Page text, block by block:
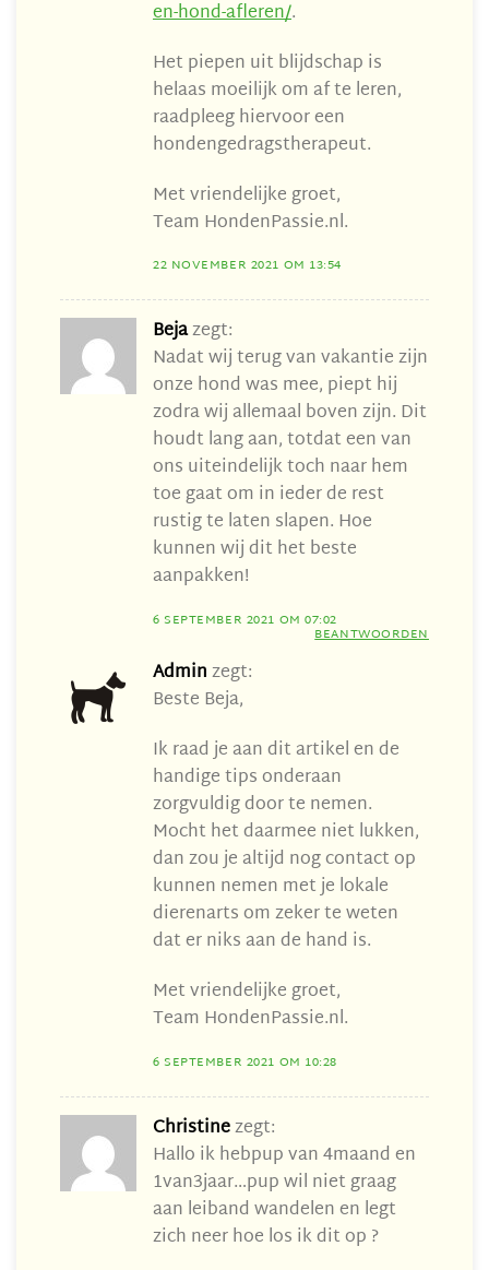
en-hond-afleren/.
Het piepen uit blijdschap is
helaas moeilijk om af te leren,
raadpleeg hiervoor een
hondengedragstherapeut.
Met vriendelijke groet,
Team HondenPassie.nl.
22 NOVEMBER 2021 OM 13:54
Bejazegt:
Nadat wij terug van vakantie zijn
onze hond was mee, piept hij
zodra wij allemaal boven zijn. Dit
houdt lang aan, totdat een van
ons uiteindelijk toch naar hem
toe gaat om in ieder de rest
rustig te laten slapen. Hoe
kunnen wij dit het beste
aanpakken!
6 SEPTEMBER 2021 OM 07:02
BEANTWOORDEN
Adminzegt:
Beste Beja,
Ik raad je aan dit artikel en de
handige tips onderaan
zorgvuldig door te nemen.
Mocht het daarmee niet lukken,
dan zou je altijd nog contact op
kunnen nemen met je lokale
dierenarts om zeker te weten
dat er niks aan de hand is.
Met vriendelijke groet,
Team HondenPassie.nl.
6 SEPTEMBER 2021 OM 10:28
Christinezegt:
Hallo ik hebpup van 4maand en
1van3jaar…pup wil niet graag
aan leiband wandelen en legt
zich neer hoe los ik dit op ?